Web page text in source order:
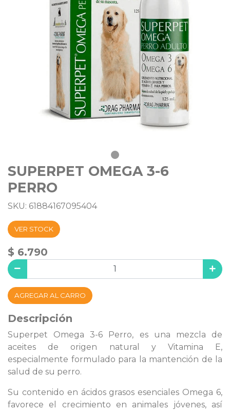
SUPERPET OMEGA 3-6
PERRO
SKU: 61884167095404
VER STOCK
$ 6.790
AGREGAR AL CARRO
Descripción
Superpet Omega 3-6 Perro, es una mezcla de
aceites de origen natural y Vitamina E,
especialmente formulado para la mantención de la
salud de su perro.
Su contenido en ácidos grasos esenciales Omega 6,
favorece el crecimiento en animales jóvenes, así